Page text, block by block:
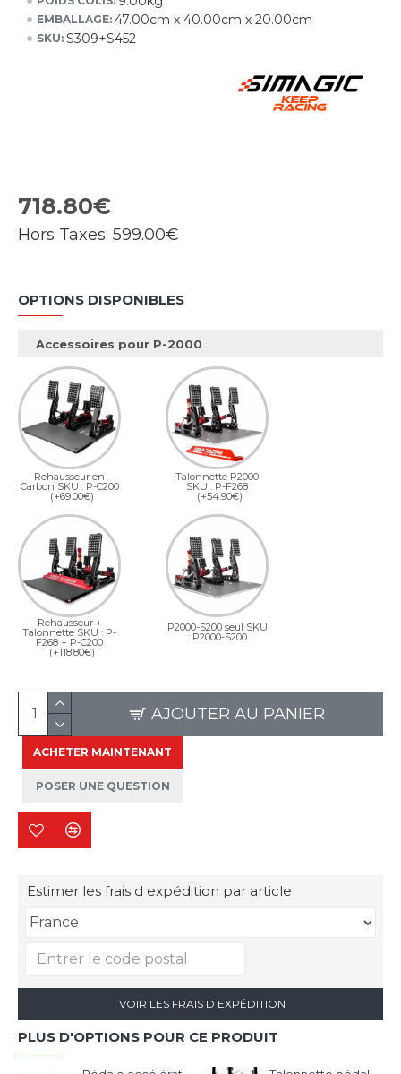
EMBALLAGE: 47.00cm x 40.00cm x 20.00cm
SKU: S309+S452
718.80€
Hors Taxes: 599.00€
OPTIONS DISPONIBLES
Accessoires pour P-2000
Rehausseur en
Carbon SKU : P-C200
(+69.00€)
Talonnette P2000
SKU : P-F268
(+54.90€)
Rehausseur +
Talonnette SKU : P-
F268 + P-C200
(+118.80€)
P2000-S200 seul SKU
: P2000-S200
AJOUTER AU PANIER
ACHETER MAINTENANT
POSER UNE QUESTION
Estimer les frais d expédition par article
VOIR LES FRAIS D EXPÉDITION
PLUS D'OPTIONS POUR CE PRODUIT